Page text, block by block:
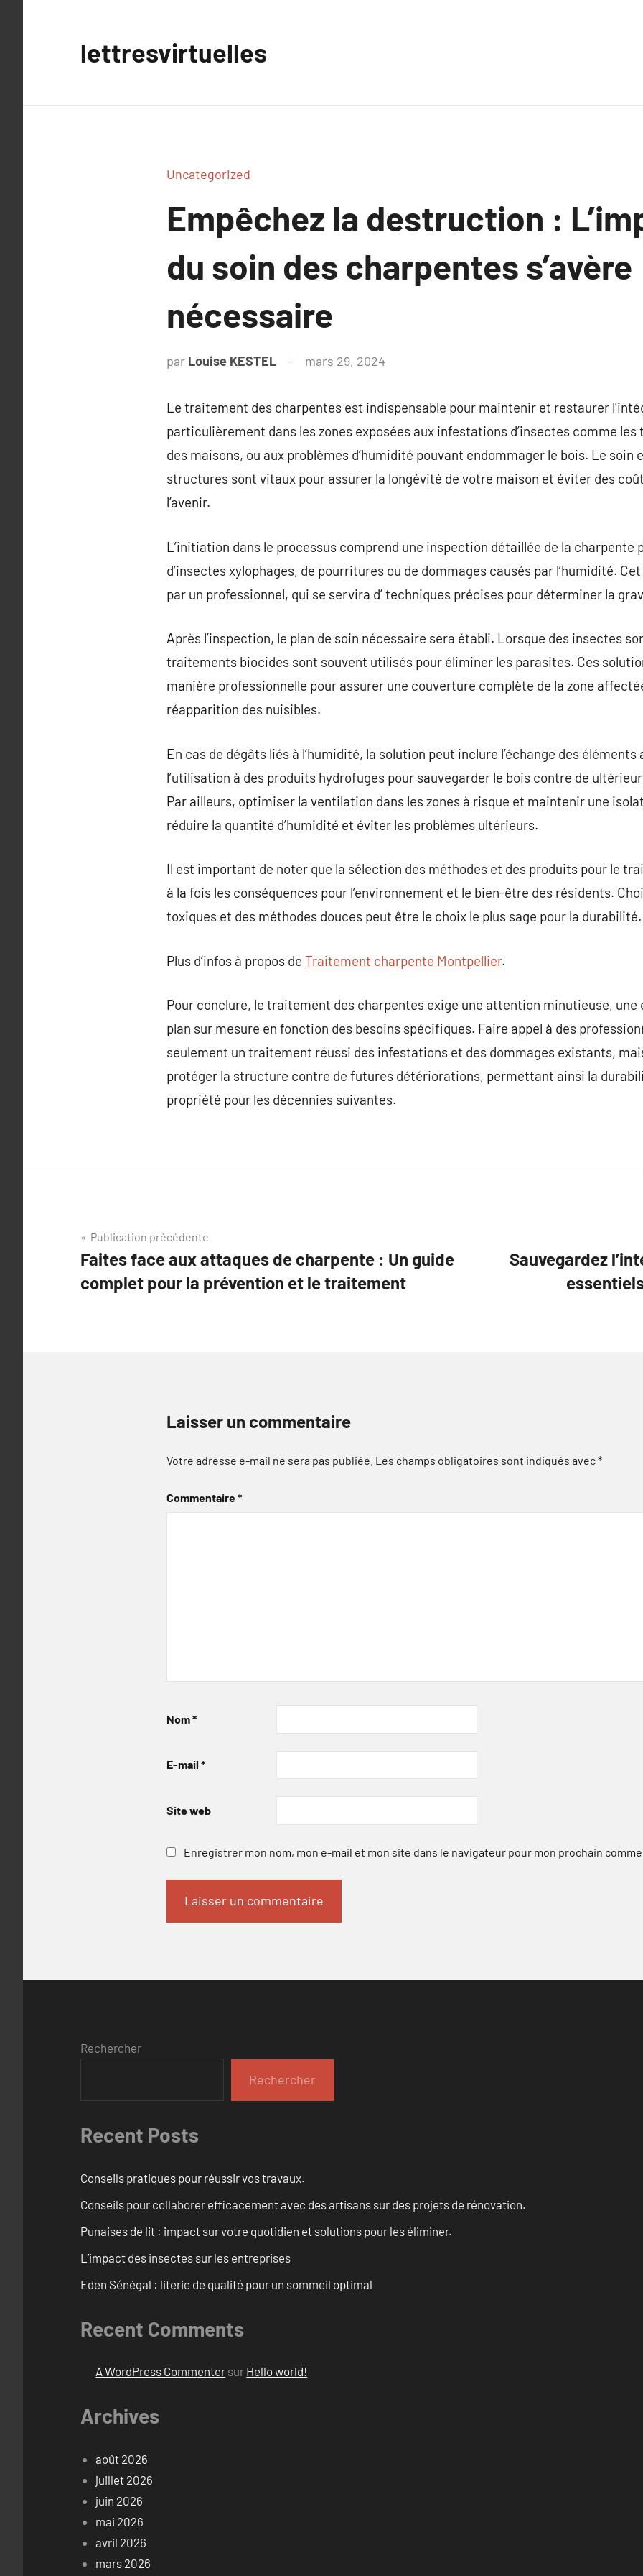
lettresvirtuelles
Uncategorized
Empêchez la destruction :
du soin des charpentes s’avère
nécessaire
par Louise KESTEL mars 29, 2024
Le traitement des charpentes est indispensable pour maintenir et restaurer
particulièrement dans les zones exposées aux infestations d’insectes comme
des maisons, ou aux problèmes d’humidité pouvant endommager le bois. Le soin
structures sont vitaux pour assurer la longévité de votre maison et éviter des
l’avenir.
L’initiation dans le processus comprend une inspection détaillée de la charpente
d’insectes xylophages, de pourritures ou de dommages causés par l’humidité.
par un professionnel, qui se servira d’ techniques précises pour déterminer la
Après l’inspection, le plan de soin nécessaire sera établi. Lorsque des insectes
traitements biocides sont souvent utilisés pour éliminer les parasites. Ces
manière professionnelle pour assurer une couverture complète de la zone
réapparition des nuisibles.
En cas de dégâts liés à l’humidité, la solution peut inclure l’échange des
l’utilisation à des produits hydrofuges pour sauvegarder le bois contre de
Par ailleurs, optimiser la ventilation dans les zones à risque et maintenir une
réduire la quantité d’humidité et éviter les problèmes ultérieurs.
Il est important de noter que la sélection des méthodes et des produits pour le
à la fois les conséquences pour l’environnement et le bien-être des résidents.
toxiques et des méthodes douces peut être le choix le plus sage pour la durabilité.
Plus d’infos à propos de Traitement charpente Montpellier.
Pour conclure, le traitement des charpentes exige une attention minutieuse,
plan sur mesure en fonction des besoins spécifiques. Faire appel à des
seulement un traitement réussi des infestations et des dommages existants,
protéger la structure contre de futures détériorations, permettant ainsi la
propriété pour les décennies suivantes.
Navigation
de
l’article
Publication précédente
Faites face aux attaques de charpente : Un guide
complet pour la prévention et le traitement
Sauvegardez
Laisser un commentaire
Votre adresse e-mail ne sera pas publiée. Les champs obligatoires sont indiqués avec*
Commentaire*
Nom*
E-mail *
Site web
Enregistrer mon nom, mon e-mail et mon site dans le navigateur pour mon prochain
Rechercher
Rechercher
Recent Posts
Conseils pratiques pour réussir vos travaux.
Conseils pour collaborer efficacement avec des artisans sur des projets de rénovation.
Punaises de lit : impact sur votre quotidien et solutions pour les éliminer.
L’impact des insectes sur les entreprises
Eden Sénégal : literie de qualité pour un sommeil optimal
Recent Comments
A WordPress Commenter sur Hello world!
Archives
août 2026
juillet 2026
juin 2026
mai 2026
avril 2026
mars 2026